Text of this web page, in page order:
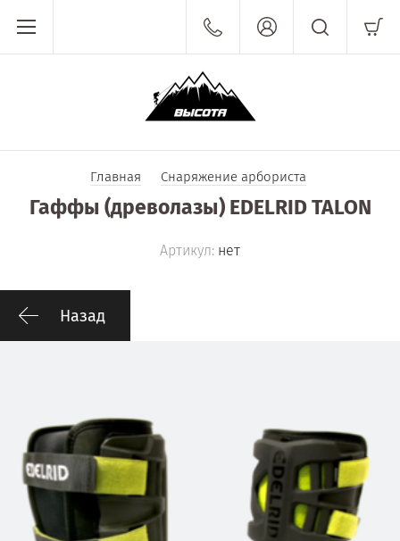
Главная Снаряжение арбориста
Гаффы (древолазы) EDELRID TALON
Артикул: нет
Назад